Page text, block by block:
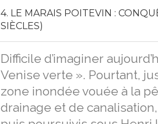
4. LE MARAIS POITEVIN :
SIÈCLES)
Difficile d’imaginer
Venise verte ». Pourtant,
zone inondée vouée à la
drainage et de